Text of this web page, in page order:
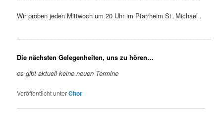
Wir proben jeden Mittwoch um 20 Uhr im Pfarrheim St. Michael.
Die nächsten Gelegenheiten, uns zu hören…
es gibt aktuell keine neuen Termine
Veröffentlicht unterChor